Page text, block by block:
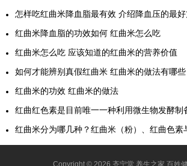
怎样吃红曲米降血脂最有效 介绍降血压的最
红曲米降血脂的功效如何 红曲米怎么吃
红曲米怎么吃 应该知道的红曲米的营养价值
如何才能辨别真假红曲米 红曲米的做法有哪些
红曲米的功效 红曲米的做法
红曲红色素是目前唯一一种利用微生物发酵制
Copyright © 2026 齐宁堂 养生之家 百姓